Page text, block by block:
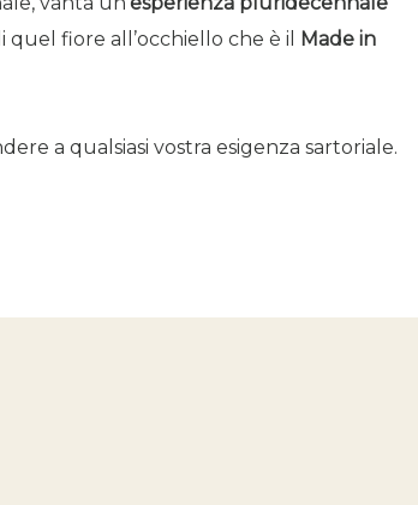
fiore all’occhiello che è il
Made in
a qualsiasi vostra esigenza sartoriale.